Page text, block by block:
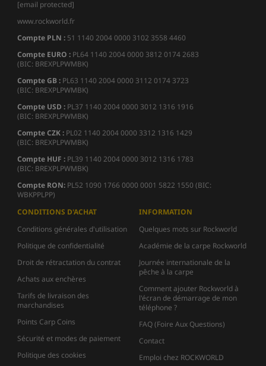
[email protected]
www.rockworld.fr
Compte PLN : 51 1140 2004 0000 3102 3558 4460
Compte EURO : PL64 1140 2004 0000 3812 0174 2683
(BIC: BREXPLPWMBK)
Compte GB : PL63 1140 2004 0000 3112 0174 3723
(BIC: BREXPLPWMBK)
Compte USD : PL37 1140 2004 0000 3012 1316 1916
(BIC: BREXPLPWMBK)
Compte CZK : PL02 1140 2004 0000 3312 1316 1429
(BIC: BREXPLPWMBK)
Compte HUF : PL39 1140 2004 0000 3012 1316 1783
(BIC: BREXPLPWMBK)
Compte RON: PL52 1090 1766 0000 0001 5822 1550 (BIC:
WBKPPLPP)
CONDITIONS D'ACHAT
Conditions générales d'utilisation
Politique de confidentialité
Droit de rétractation du contrat
Achats aux enchères
Tarifs de livraison des
marchandises
Points Carp Coins
Sécurité et modes de paiement
Politique des cookies
INFORMATION
Quelques mots sur Rockworld
Académie de la carpe Rockworld
Journée internationale de la
pêche à la carpe
Comment ajouter Rockworld à
l'écran de démarrage de mon
téléphone ?
FAQ (Foire Aux Questions)
Contact
Emploi chez ROCKWORLD